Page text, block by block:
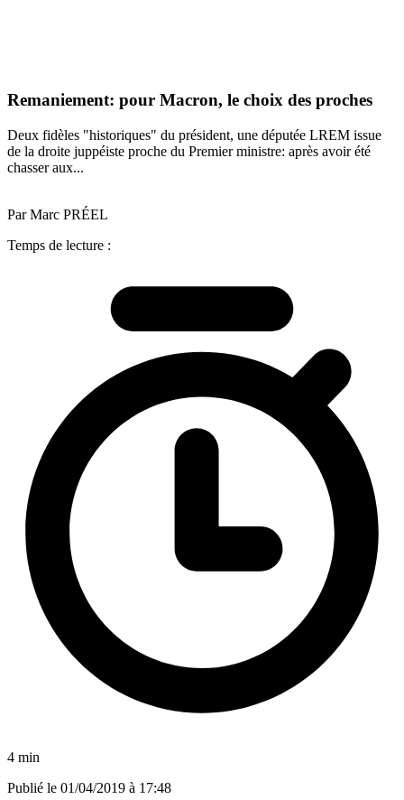
Remaniement: pour Macron, le choix des proches
Deux fidèles "historiques" du président, une députée LREM issue
de la droite juppéiste proche du Premier ministre: après avoir été
chasser aux...
Par Marc PRÉEL
Temps de lecture :
4 min
Publié le 01/04/2019 à 17:48